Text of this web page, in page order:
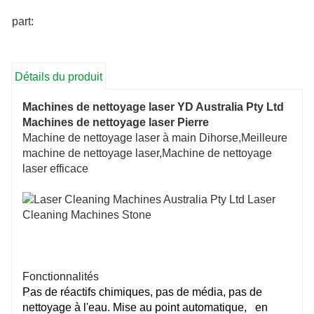
part:
Détails du produit
Machines de nettoyage laser YD Australia Pty Ltd
Machines de nettoyage laser Pierre
Machine de nettoyage laser à main Dihorse,Meilleure
machine de nettoyage laser,Machine de nettoyage
laser efficace
Fonctionnalités
Pas de réactifs chimiques, pas de média, pas de
nettoyage à l'eau. Mise au point automatique,
en